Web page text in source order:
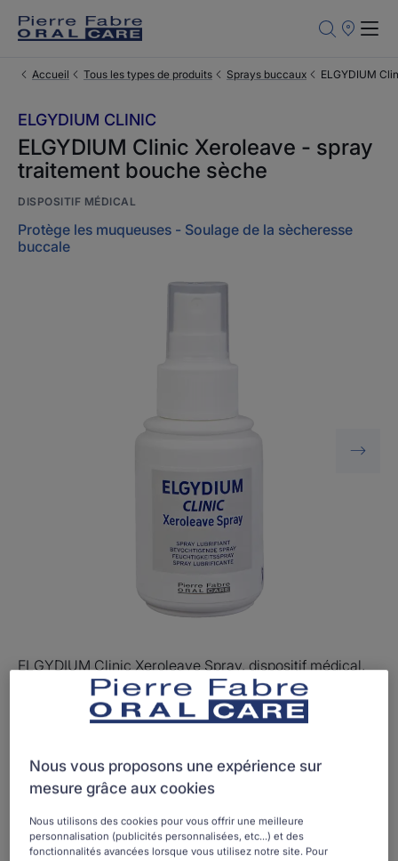
Points
Accueil
Tous les types de produits Sprays buccaux ELGYDIUM
ELGYDIUM CLINIC
ELGYDIUM Clinic Xeroleave - spray
traitement bouche sèche
DISPOSITIF MÉDICAL
Protège les muqueuses - Soulage de la sècheresse
buccale
ELGYDIUM Clinic Xeroleave Spray, dispositif médical,
notre solution destinée à soulager et lubrifier les
bouches sèches.
Formule haute tolérance
Sans alcool.
Nous vous proposons une expérience sur
mesure grâce aux cookies
Nous utilisons des cookies pour vous offrir une meilleure
personnalisation (publicités personnalisées, etc...) et des
fonctionnalités avancées lorsque vous utilisez notre site. Pour